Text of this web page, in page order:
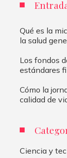
Qué es la
la salud
Los fondos
estándares
Cómo la
calidad de
Ciencia y